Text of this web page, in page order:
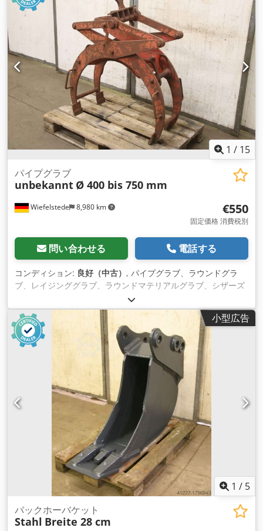
1 / 15
Wiefelstede 8,980 km
パイプグラブ
unbekannt Ø 400 bis 750 mm
€550
固定価格 消費税別
問い合わせる 電話する
コンディション: 良好（中古） , パイプグラブ、ラウンドグラ
ブ、レイジンググラブ、ラウンドマテリアルグラブ、シザーズ
グラブ -パイプグラブ：残念ながらタイプ指定なし -パイプの直
径: 約400から750ミリメートル、写真を参照してください。 -
寸法: 930/470/H1140 mm Cedpfx Amelyvdyjrjha -自重：
124kg
小型広告
1 / 5
バックホーバケット
Stahl Breite 28 cm